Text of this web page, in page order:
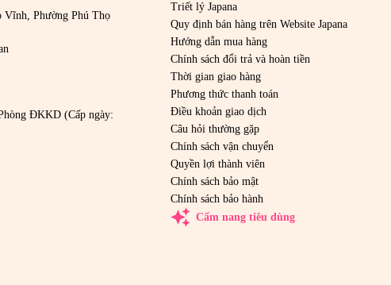
Vĩnh, Phường Phú Thọ
ĐKKD (Cấp ngày:
Triết lý Japana
Quy định bán hàng trên Website Japana
Hướng dẫn mua hàng
Chính sách đổi trả và hoàn tiền
Thời gian giao hàng
Phương thức thanh toán
Điều khoản giao dịch
Câu hỏi thường gặp
Chính sách vận chuyển
Quyền lợi thành viên
Chính sách bảo mật
Chính sách bảo hành
auto_awesome Cẩm nang tiêu dùng